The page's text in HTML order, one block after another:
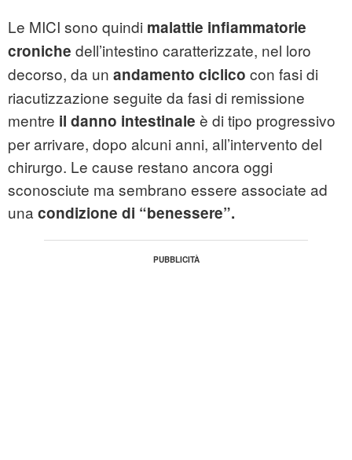
Le MICI sono quindi malattie infiammatorie
croniche dell’intestino caratterizzate, nel loro
decorso, da un andamento ciclico con fasi di
riacutizzazione seguite da fasi di remissione
mentre il danno intestinale è di tipo progressivo
per arrivare, dopo alcuni anni, all’intervento del
chirurgo. Le cause restano ancora oggi
sconosciute ma sembrano essere associate ad
una condizione di “benessere”.